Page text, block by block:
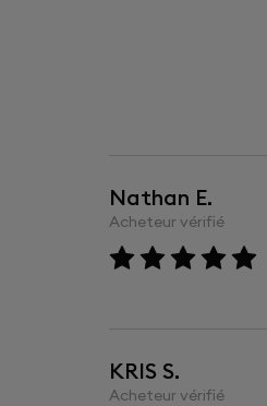
Nathan E.
Acheteur vérifié
KRIS S.
Acheteur vérifié